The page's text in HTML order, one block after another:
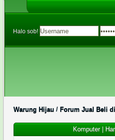
Halo sob!
Warung Hijau / Forum Jual Beli
Komputer|